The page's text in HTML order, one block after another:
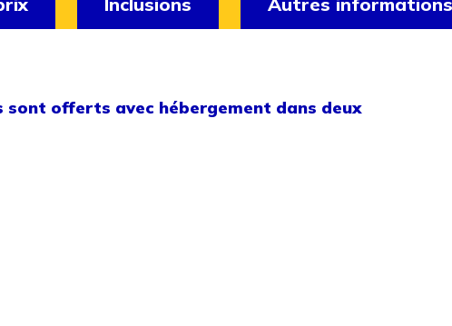
sont offerts avec hébergement dans deux